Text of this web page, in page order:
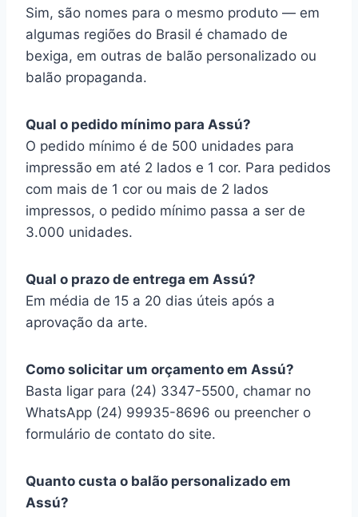
Sim, são nomes para o mesmo produto — em
algumas regiões do Brasil é chamado de
bexiga, em outras de balão personalizado ou
balão propaganda.
Qual o pedido mínimo para Assú?
O pedido mínimo é de 500 unidades para
impressão em até 2 lados e 1 cor. Para pedidos
com mais de 1 cor ou mais de 2 lados
impressos, o pedido mínimo passa a ser de
3.000 unidades.
Qual o prazo de entrega em Assú?
Em média de 15 a 20 dias úteis após a
aprovação da arte.
Como solicitar um orçamento em Assú?
Basta ligar para (24) 3347-5500, chamar no
WhatsApp (24) 99935-8696 ou preencher o
formulário de contato do site.
Quanto custa o balão personalizado em
Assú?